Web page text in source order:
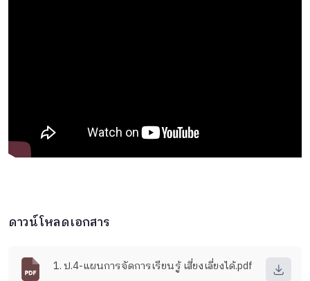
ดาวน์โหลดเอกสาร
1. ป.4-แผนการจัดการเรียนรู้ เสี่ยงเลี่ยงได้.pdf